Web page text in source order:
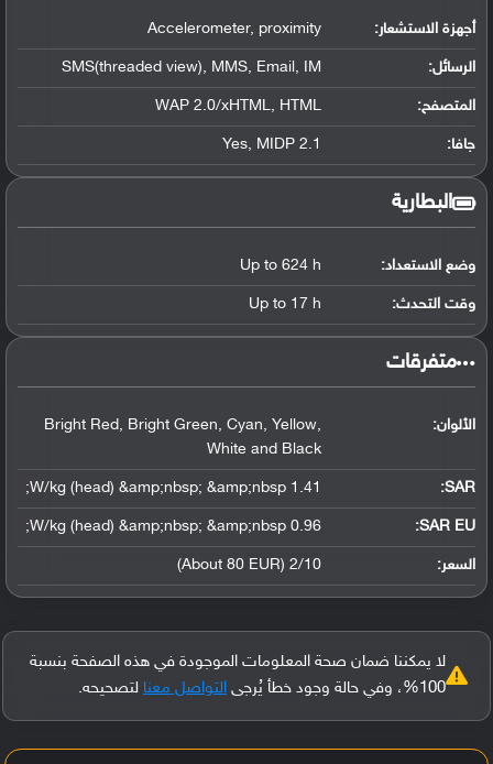
أجهزة الاستشعار: Accelerometer, proximity
الرسائل: SMS(threaded view), MMS, Email, IM
المتصفح: WAP 2.0/xHTML, HTML
جافا: Yes, MIDP 2.1
البطارية
وضع الاستعداد: Up to 624 h
وقت التحدث: Up to 17 h
‏متفرقات‏
الألوان:
Bright Red, Bright Green, Cyan, Yellow,
White and Black
SAR
:
1.41 W/kg (head) &amp;nbsp; &amp;nbsp;
SAR EU:
0.96 W/kg (head) &amp;nbsp; &amp;nbsp;
السعر: 2/10 (About 80 EUR)
لا يمكننا ضمان صحة المعلومات الموجودة في هذه الصفحة بنسبة
100%، وفي حالة وجود خطأ يُرجى
التواصل معنا لتصحيحه.